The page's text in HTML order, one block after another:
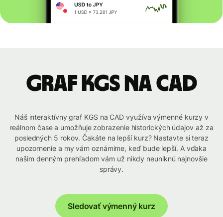
graf KGS na CAD
Náš interaktívny graf KGS na CAD využíva výmenné kurzy v
reálnom čase a umožňuje zobrazenie historických údajov až za
posledných 5 rokov. Čakáte na lepší kurz? Nastavte si teraz
upozornenie a my vám oznámime, keď bude lepší. A vďaka
našim denným prehľadom vám už nikdy neuniknú najnovšie
správy.
Sledovať výmenný kurz